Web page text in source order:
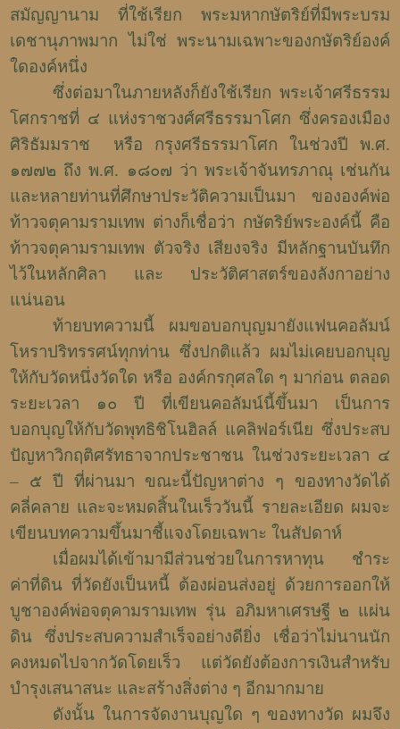
สมัญญานาม ที่ใช้เรียก พระมหากษัตริย์ที่มีพระบรม
เดชานุภาพมาก ไม่ใช่ พระนามเฉพาะของกษัตริย์องค์
ใดองค์หนึ่ง
ซึ่งต่อมาในภายหลังก็ยังใช้เรียก พระเจ้าศรีธรรม
โศกราชที่ ๔ แห่งราชวงศ์ศรีธรรมาโศก ซึ่งครองเมือง
ศิริธัมมราช
หรือ กรุงศรีธรรมาโศก ในช่วงปี พ.ศ.
๑๗๗๒ ถึง พ.ศ. ๑๘๐๗ ว่า พระเจ้าจันทรภาณุ เช่นกัน
และหลายท่านที่ศึกษาประวัติความเป็นมา ขององค์พ่อ
ท้าวจตุคามรามเทพ ต่างก็เชื่อว่า กษัตริย์พระองค์นี้ คือ
ท้าวจตุคามรามเทพ ตัวจริง เสียงจริง มีหลักฐานบันทึก
ไว้ในหลักศิลา และ ประวัติศาสตร์ของลังกาอย่าง
แน่นอน
ท้ายบทความนี้ ผมขอบอกบุญมายังแฟนคอลัมน์
โหราปริทรรศน์ทุกท่าน ซึ่งปกติแล้ว ผมไม่เคยบอกบุญ
ให้กับวัดหนึ่งวัดใด หรือ องค์กรกุศลใด ๆ มาก่อน ตลอด
ระยะเวลา ๑๐ ปี ที่เขียนคอลัมน์นี้ขึ้นมา เป็นการ
บอกบุญให้กับวัดพุทธิชิโนฮิลล์ แคลิฟอร์เนีย ซึ่งประสบ
ปัญหาวิกฤติศรัทธาจากประชาชน ในช่วงระยะเวลา ๔
– ๕ ปี ที่ผ่านมา ขณะนี้ปัญหาต่าง ๆ ของทางวัดได้
คลี่คลาย และจะหมดสิ้นในเร็ววันนี้ รายละเอียด ผมจะ
เขียนบทความขึ้นมาชี้แจงโดยเฉพาะ ในสัปดาห์
เมื่อผมได้เข้ามามีส่วนช่วยในการหาทุน ชำระ
ค่าที่ดิน ที่วัดยังเป็นหนี้ ต้องผ่อนส่งอยู่ ด้วยการออกให้
บูชาองค์พ่อจตุคามรามเทพ รุ่น อภิมหาเศรษฐี ๒ แผ่น
ดิน ซึ่งประสบความสำเร็จอย่างดียิ่ง เชื่อว่าไม่นานนัก
คงหมดไปจากวัดโดยเร็ว แต่วัดยังต้องการเงินสำหรับ
บำรุงเสนาสนะ และสร้างสิ่งต่าง ๆ อีกมากมาย
ดังนั้น ในการจัดงานบุญใด ๆ ของทางวัด ผมจึง